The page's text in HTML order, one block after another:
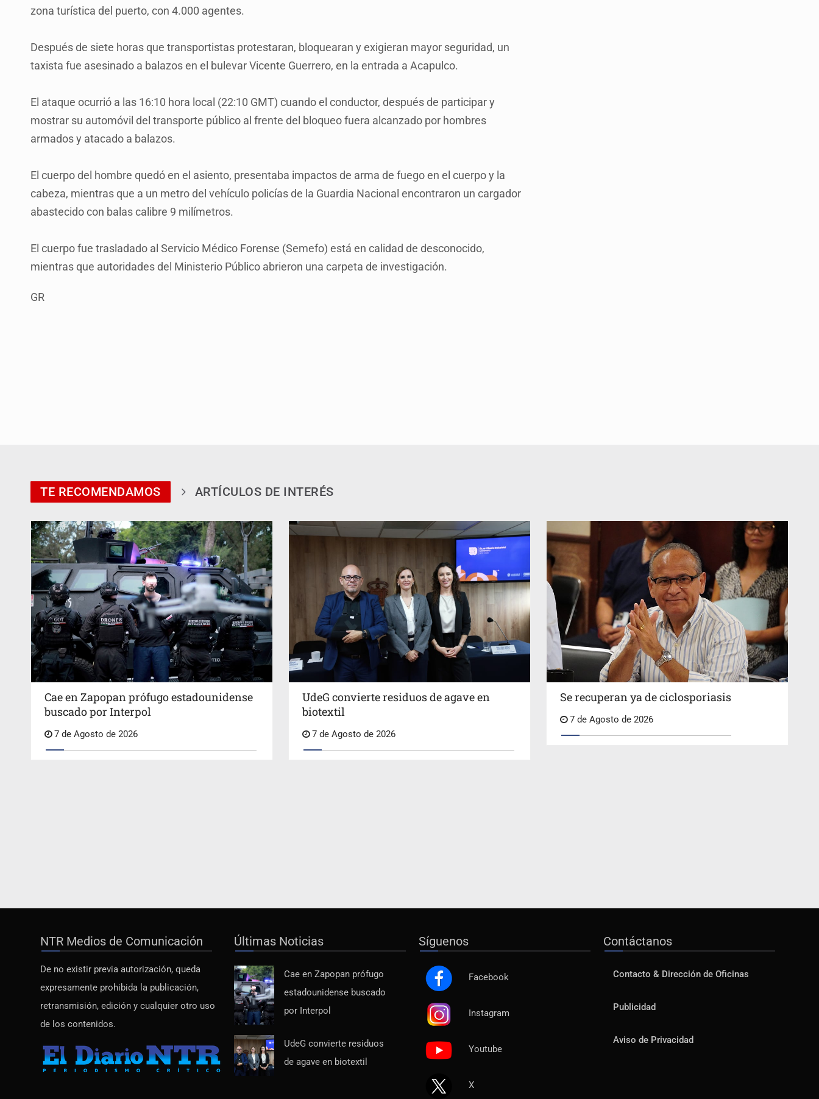
zona turística del puerto, con 4.000 agentes.
Después de siete horas que transportistas protestaran, bloquearan y exigieran mayor seguridad, un
taxista fue asesinado a balazos en el bulevar Vicente Guerrero, en la entrada a Acapulco.
El ataque ocurrió a las 16:10 hora local (22:10 GMT) cuando el conductor, después de participar y
mostrar su automóvil del transporte público al frente del bloqueo fuera alcanzado por hombres
armados y atacado a balazos.
El cuerpo del hombre quedó en el asiento, presentaba impactos de arma de fuego en el cuerpo y la
cabeza, mientras que a un metro del vehículo policías de la Guardia Nacional encontraron un cargador
abastecido con balas calibre 9 milímetros.
El cuerpo fue trasladado al Servicio Médico Forense (Semefo) está en calidad de desconocido,
mientras que autoridades del Ministerio Público abrieron una carpeta de investigación.
GR
TE RECOMENDAMOS ARTÍCULOS DE INTERÉS
Cae en Zapopan prófugo estadounidense
buscado por Interpol
7 de Agosto de 2026
UdeG convierte residuos de agave en
biotextil
7 de Agosto de 2026
Se recuperan ya de ciclosporiasis
7 de Agosto de 2026
NTR Medios de Comunicación
De no existir previa autorización, queda
expresamente prohibida la publicación,
retransmisión, edición y cualquier otro uso
de los contenidos.
Últimas Noticias
Cae en Zapopan prófugo
estadounidense buscado
por Interpol
UdeG convierte residuos
de agave en biotextil
Síguenos
Facebook
Instagram
Youtube
X
Contáctanos
Contacto & Dirección de Oficinas
Publicidad
Aviso de Privacidad